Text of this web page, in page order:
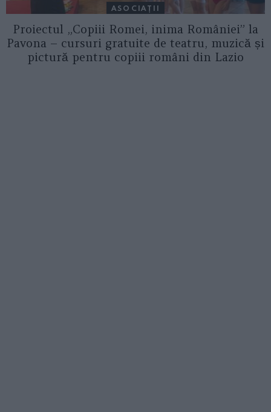
ASOCIAŢII
Proiectul „Copiii Romei, inima României” la
Pavona – cursuri gratuite de teatru, muzică și
pictură pentru copiii români din Lazio